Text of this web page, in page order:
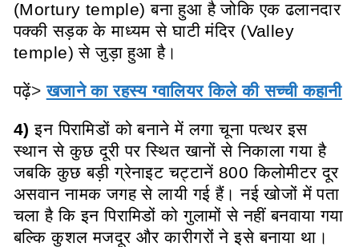
(Mortury temple) बना हुआ है जोकि एक ढलानदार
पक्की सड़क के माध्यम से घाटी मंदिर (Valley
temple) से जुड़ा हुआ है।
पढ़ें>खजाने का रहस्य ग्वालियर किले की सच्ची कहानी
4) इन पिरामिडों को बनाने में लगा चूना पत्थर इस
स्थान से कुछ दूरी पर स्थित खानों से निकाला गया है
जबकि कुछ बड़ी ग्रेनाइट चट्टानें 800 किलोमीटर दूर
असवान नामक जगह से लायी गई हैं। नई खोजों में पता
चला है कि इन पिरामिडों को गुलामों से नहीं बनवाया गया
बल्कि कुशल मजदूर और कारीगरों ने इसे बनाया था।